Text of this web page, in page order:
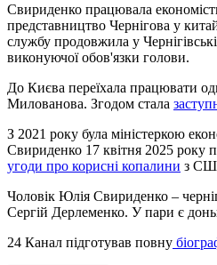
Свириденко працювала
представництво Чернігова у
службу продовжила у
виконуючої обов'язки голови.
До Києва переїхала працювати
Милованова. Згодом стала
З 2021 року була міністеркою
Свириденко 17 квітня 2025 року
угоди про корисні копалини з
Чоловік Юлія Свириденко –
Сергій Дерлеменко. У пари є
24 Канал підготував повну